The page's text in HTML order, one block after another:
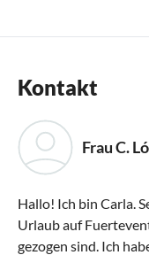
Kontakt
Frau C.
Hallo! Ich bin Carla.
Urlaub auf
gezogen sind. Ich